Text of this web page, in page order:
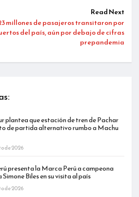
Read Next
millones de pasajeros transitaron por
del país, aún por debajo de cifras
prepandemia
plantea que estación de tren de Pachar
de partida alternativo rumbo a Machu
de 2026
presenta la Marca Perú a campeona
Biles en su visita al país
de 2026